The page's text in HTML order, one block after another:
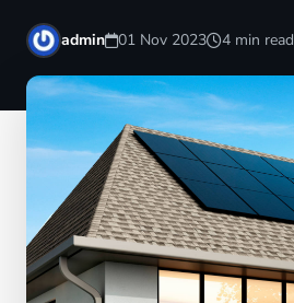
admin 01 Nov 2023 4 min read